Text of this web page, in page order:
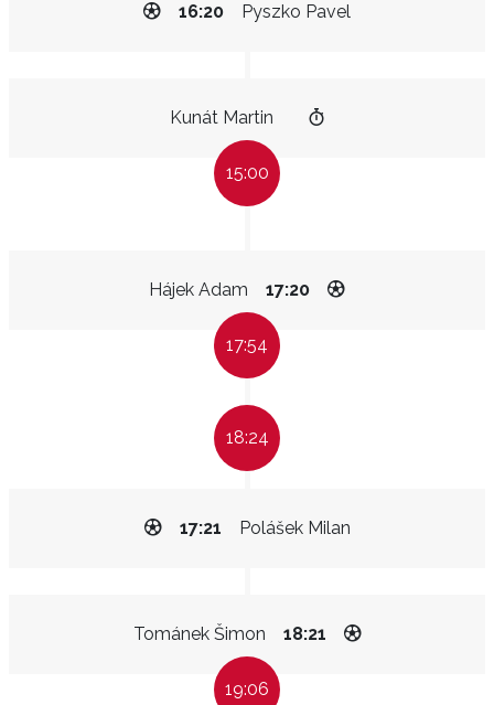
Pyszko Pavel
16:20
Kunát Martin
15:00
Hájek Adam 17:20
17:54
18:24
Polášek Milan
17:21
Tománek Šimon 18:21
19:06